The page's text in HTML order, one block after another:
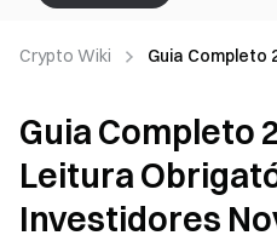
Crypto Wiki
Guia Completo
Guia Completo
Leitura
Investidores